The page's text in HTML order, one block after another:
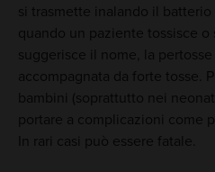
si trasmette inalando il
quando un paziente tossisce o
suggerisce il nome, la
accompagnata da forte tosse.
bambini (soprattutto nei
portare a complicazioni come
In rari casi può essere fatale.